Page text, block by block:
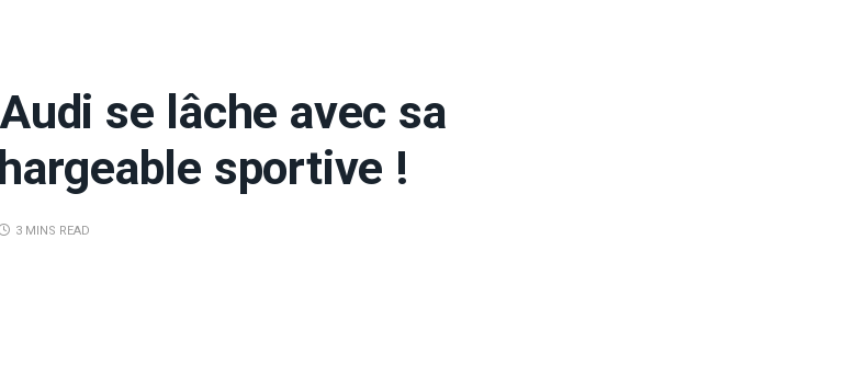
se lâche avec sa
sportive !
3 MINS READ